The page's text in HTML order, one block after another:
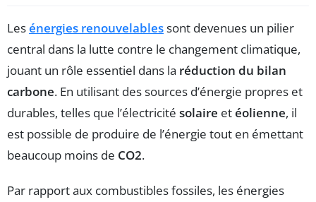
Lesénergies renouvelablessont devenues un pilier
central dans la lutte contre le changement climatique,
jouant un rôle essentiel dans la réduction du bilan
carbone. En utilisant des sources d’énergie propres et
durables, telles que l’électricité solaire etéolienne, il
est possible de produire de l’énergie tout en émettant
beaucoup moins de CO2.
Par rapport aux combustibles fossiles, les énergies